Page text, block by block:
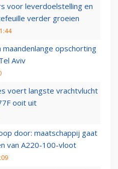
voor leverdoelstelling en
verder groeien
maandenlange opschorting
Aviv
voert langste vrachtvlucht
ooit uit
door: maatschappij gaat
van A220-100-vloot